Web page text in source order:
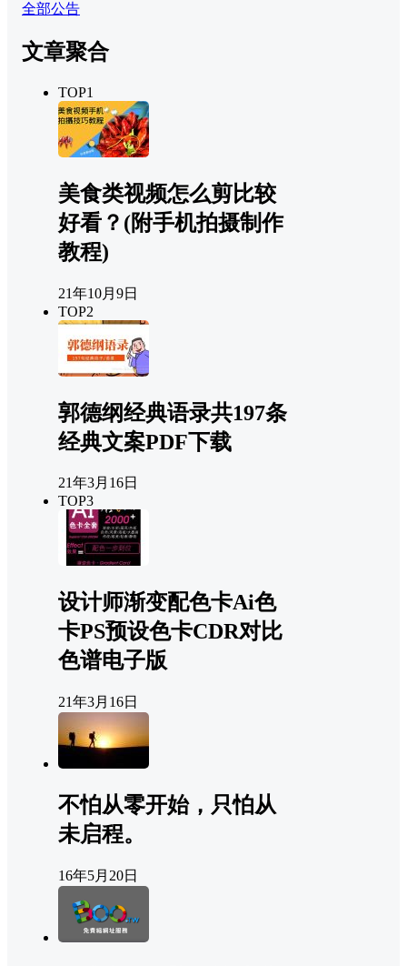
全部公告
文章聚合
TOP1
美食类视频怎么剪比较
好看？(附手机拍摄制作
教程)
21年10月9日
TOP2
郭德纲经典语录共197条
经典文案PDF下载
21年3月16日
TOP3
设计师渐变配色卡Ai色
卡PS预设色卡CDR对比
色谱电子版
21年3月16日
不怕从零开始，只怕从
未启程。
16年5月20日